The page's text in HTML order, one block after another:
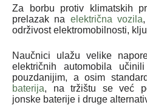
Za borbu protiv klimatskih
prelazak na električna vozila
održivost elektromobilnosti,
Naučnici ulažu velike
električnih automobila
pouzdanijim, a osim
baterija, na tržištu se već
jonske baterije i druge